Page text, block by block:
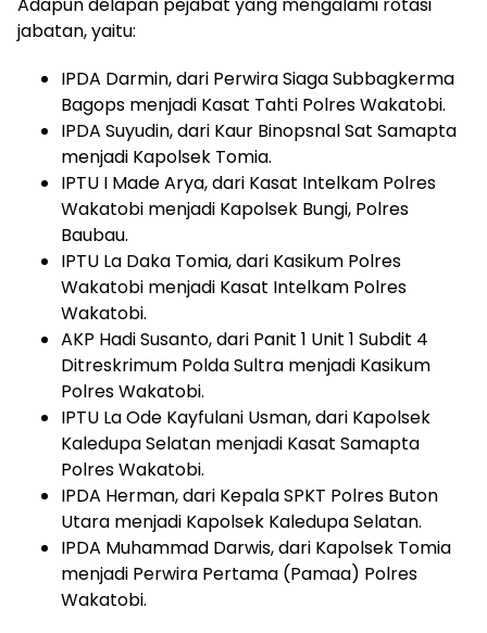
jabatan, yaitu:
IPDA Darmin, dari Perwira Siaga Subbagkerma
Bagops menjadi Kasat Tahti Polres Wakatobi.
IPDA Suyudin, dari Kaur Binopsnal Sat Samapta
menjadi Kapolsek Tomia.
IPTU I Made Arya, dari Kasat Intelkam Polres
Wakatobi menjadi Kapolsek Bungi, Polres
Baubau.
IPTU La Daka Tomia, dari Kasikum Polres
Wakatobi menjadi Kasat Intelkam Polres
Wakatobi.
AKP Hadi Susanto, dari Panit 1 Unit 1 Subdit 4
Ditreskrimum Polda Sultra menjadi Kasikum
Polres Wakatobi.
IPTU La Ode Kayfulani Usman, dari Kapolsek
Kaledupa Selatan menjadi Kasat Samapta
Polres Wakatobi.
IPDA Herman, dari Kepala SPKT Polres Buton
Utara menjadi Kapolsek Kaledupa Selatan.
IPDA Muhammad Darwis, dari Kapolsek Tomia
menjadi Perwira Pertama (Pamaa) Polres
Wakatobi.